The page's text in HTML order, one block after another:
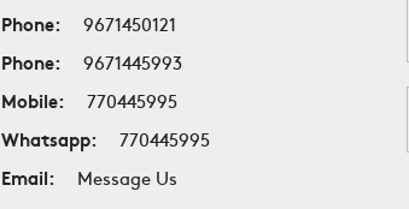
Phone:
9671450121
Phone:
9671445993
Mobile:
770445995
Whatsapp:
770445995
Email:
Message Us